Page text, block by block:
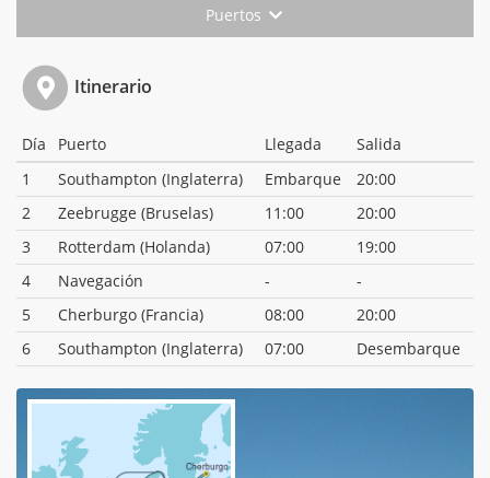
Puertos
Itinerario
Día Puerto Llegada
Salida
1
Southampton (Inglaterra) Embarque
20:00
2
Zeebrugge (Bruselas) 11:00
20:00
3
Rotterdam (Holanda) 07:00
19:00
4
Navegación -
-
5
Cherburgo (Francia) 08:00
20:00
6
Southampton (Inglaterra) 07:00 Desembarque